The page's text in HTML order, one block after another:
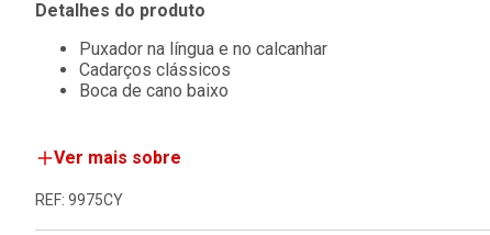
Detalhes do produto
Puxador na língua e no calcanhar
Cadarços clássicos
Boca de cano baixo
Ver mais sobre
REF: 9975CY